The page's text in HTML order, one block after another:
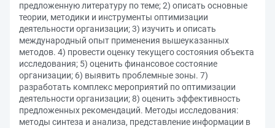
предложенную литературу по теме; 2) описать основные
теории, методики и инструменты оптимизации
деятельности организации; 3) изучить и описать
международный опыт применения вышеуказанных
методов. 4) провести оценку текущего состояния объекта
исследования; 5) оценить финансовое состояние
организации; 6) выявить проблемные зоны. 7)
разработать комплекс мероприятий по оптимизации
деятельности организации; 8) оценить эффективность
предложенных рекомендаций. Методы исследования:
методы синтеза и анализа, представление информации в